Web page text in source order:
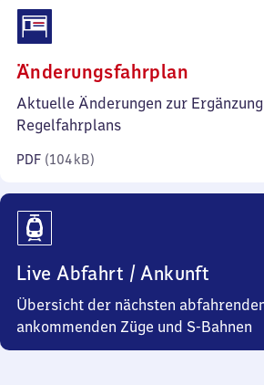
Änderungsfahrplan
104
Aktuelle Änderungen zur
Regelfahrplans
PDF (104 kB)
Live Abfahrt / Ankunft
Übersicht der nächsten
ankommenden Züge und S-Bahnen